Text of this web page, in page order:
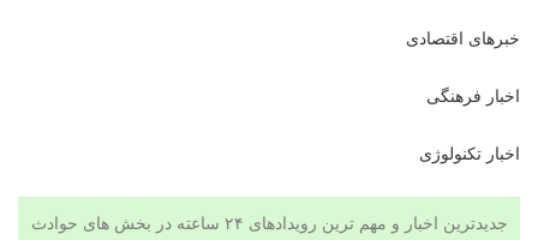
خبرهای اقتصادی
اخبار فرهنگی
اخبار تکنولوژی
جدیدترین اخبار و مهم ترین رویدادهای ۲۴ ساعته در بخش های حوادث